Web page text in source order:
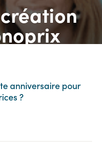
anniversaire pour
?